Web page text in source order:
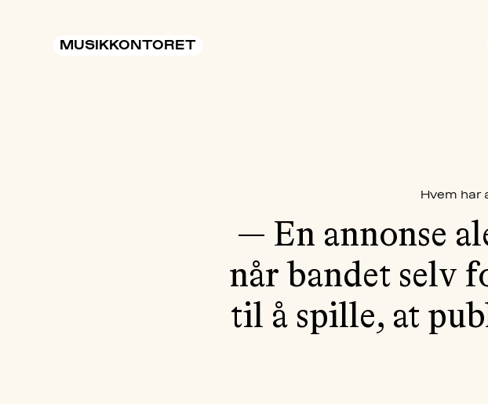
MUSIKKONTORET
Hvem har
— En annonse
når bandet selv
til å spille, at